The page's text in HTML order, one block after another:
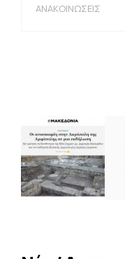
ΑΝΑΚΟΙΝΩΣΕΙΣ